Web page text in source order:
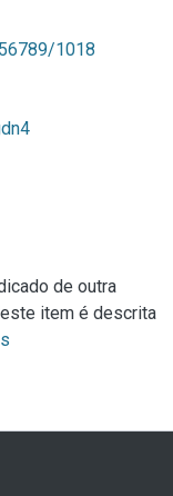
1018
de outra
item é descrita